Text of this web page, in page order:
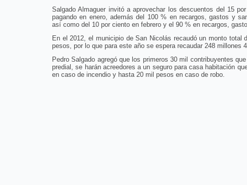
Salgado Almaguer invitó a aprovechar los descuentos del 15
pagando en enero, además del 100 % en recargos, gastos y
así como del 10 por ciento en febrero y el 90 % en recargos,
En el 2012, el municipio de San Nicolás recaudó un monto total
pesos, por lo que para este año se espera recaudar 248 millones
Pedro Salgado agregó que los primeros 30 mil contribuyentes
predial, se harán acreedores a un seguro para casa habitación
en caso de incendio y hasta 20 mil pesos en caso de robo.